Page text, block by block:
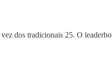
dos tradicionais 25. O